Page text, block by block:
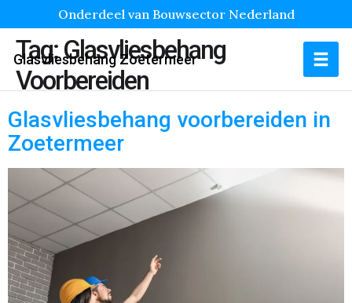
Onderdeel van Bouwsector Nederland
Glasvliesbehang Zoetermeer
Tag:Glasvliesbehang
Voorbereiden
Glasvliesbehang voorbereiden in
Zoetermeer